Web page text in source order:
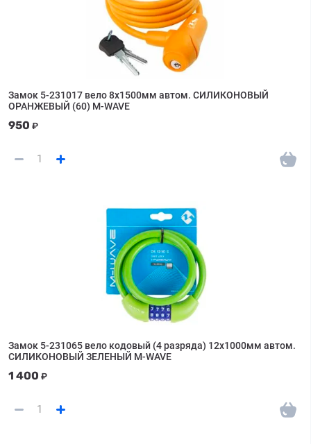
Замок 5-231017 вело 8х1500мм автом. СИЛИКОНОВЫЙ
ОРАНЖЕВЫЙ (60) M-WAVE
950 ₽
Замок 5-231065 вело кодовый (4 разряда) 12х1000мм автом.
СИЛИКОНОВЫЙ ЗЕЛЕНЫЙ M-WAVE
1 400 ₽